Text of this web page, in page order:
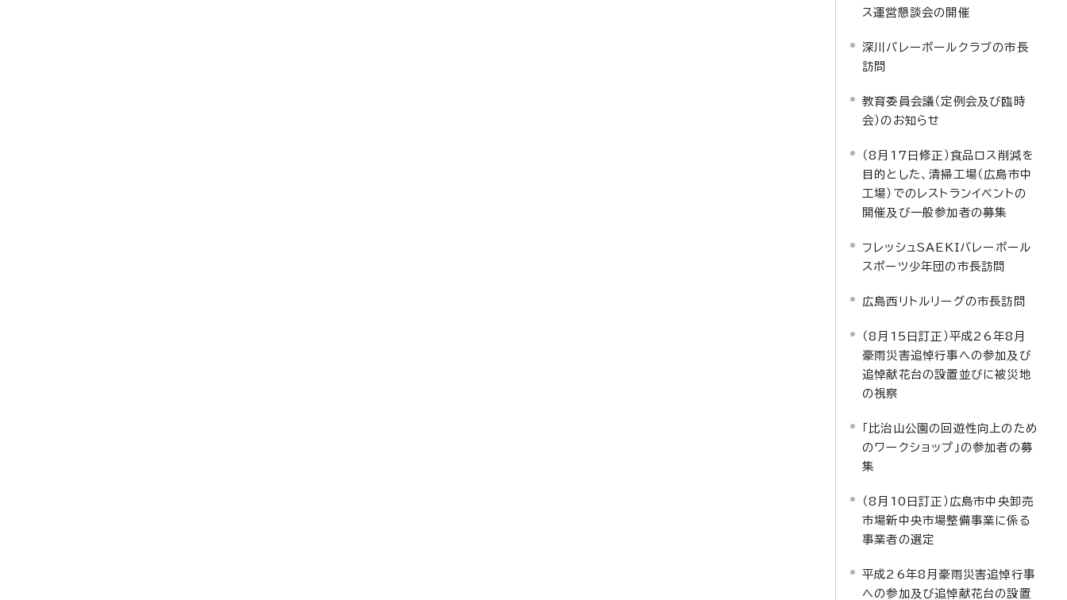
ス運営懇談会の開催
深川バレーボールクラブの市長
訪問
教育委員会議（定例会及び臨時
会）のお知らせ
（8月17日修正）食品ロス削減を
目的とした、清掃工場（広島市中
工場）でのレストランイベントの
開催及び一般参加者の募集
フレッシュSAEKIバレーボール
スポーツ少年団の市長訪問
広島西リトルリーグの市長訪問
（8月15日訂正）平成26年8月
豪雨災害追悼行事への参加及び
追悼献花台の設置並びに被災地
の視察
「比治山公園の回遊性向上のため
のワークショップ」の参加者の募
集
（8月10日訂正）広島市中央卸売
市場新中央市場整備事業に係る
事業者の選定
平成26年8月豪雨災害追悼行事
への参加及び追悼献花台の設置